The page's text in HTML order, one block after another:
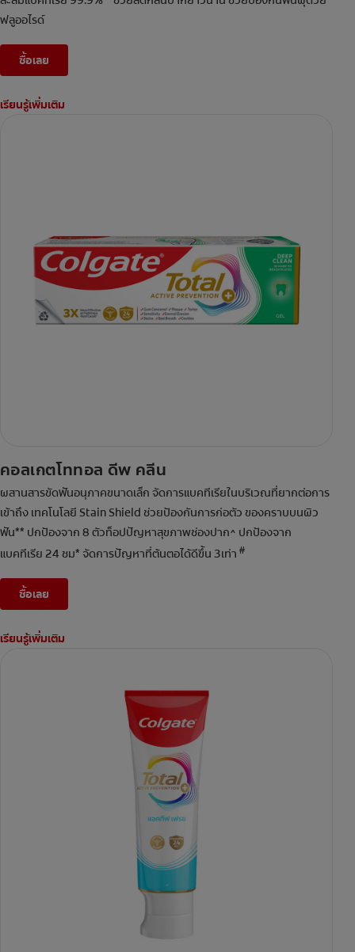
ฟลูออไรด์
ซื้อเลย
เรียนรู้เพิ่มเติม
คอลเกตโททอล ดีพ คลีน
ผสานสารขัดฟันอนุภาคขนาดเล็ก จัดการแบคทีเรียในบริเวณที่ยากต่อการ
เข้าถึง เทคโนโลยี Stain Shield ช่วยป้องกันการก่อตัว ของคราบบนผิว
ฟัน** ปกป้องจาก 8 ตัวท็อปปัญหาสุขภาพช่องปาก^ ปกป้องจาก
แบคทีเรีย 24 ชม* จัดการปัญหาที่ต้นตอได้ดีขึ้น 3เท่า #
ซื้อเลย
เรียนรู้เพิ่มเติม